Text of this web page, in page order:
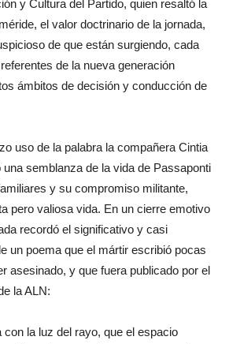
y Cultura del Partido, quien resaltó la
el valor doctrinario de la jornada,
de que están surgiendo, cada
de la nueva generación
ámbitos de decisión y conducción de
uso de la palabra la compañera Cintia
una semblanza de la vida de Passaponti
y su compromiso militante,
pero valiosa vida. En un cierre emotivo
recordó el significativo y casi
un poema que el mártir escribió pocas
asesinado, y que fuera publicado por el
la ALN:
la luz del rayo, que el espacio